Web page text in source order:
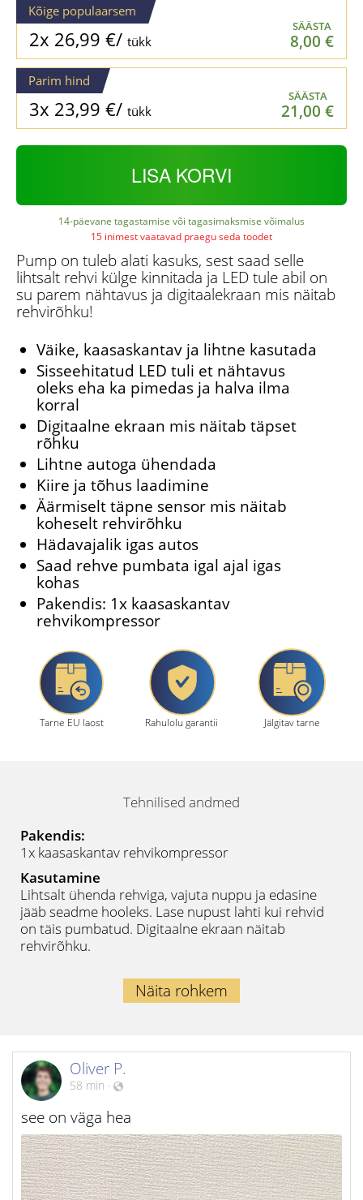
Kõige populaarsem
2x 26,99 €/ tükk
SÄÄSTA
8,00 €
Parim hind
3x 23,99 €/ tükk
SÄÄSTA
21,00 €
LISA KORVI
14-päevane tagastamise või tagasimaksmise võimalus
15 inimest vaatavad praegu seda toodet
Pump on tuleb alati kasuks, sest saad selle
lihtsalt rehvi külge kinnitada ja LED tule abil on
su parem nähtavus ja digitaalekraan mis näitab
rehvirõhku!
Väike, kaasaskantav ja lihtne kasutada
Sisseehitatud LED tuli et nähtavus
oleks eha ka pimedas ja halva ilma
korral
Digitaalne ekraan mis näitab täpset
rõhku
Lihtne autoga ühendada
Kiire ja tõhus laadimine
Äärmiselt täpne sensor mis näitab
koheselt rehvirõhku
Hädavajalik igas autos
Saad rehve pumbata igal ajal igas
kohas
Pakendis: 1x kaasaskantav
rehvikompressor
Tarne EU laost Rahulolu garantii Jälgitav tarne
Tehnilised andmed
Pakendis:
1x kaasaskantav rehvikompressor
Kasutamine
Lihtsalt ühenda rehviga, vajuta nuppu ja edasine
jääb seadme hooleks. Lase nupust lahti kui rehvid
on täis pumbatud. Digitaalne ekraan näitab
rehvirõhku.
Näita rohkem
Oliver P.
58 min ·
see on väga hea